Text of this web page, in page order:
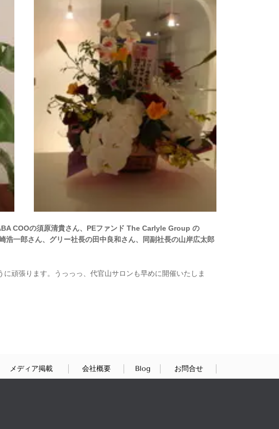
COOの須原清貴さん、PEファンド The Carlyle Group の
一郎さん、グリー社長の田中良和さん、同副社長の山岸広太郎
頑張ります。うっっっ、代官山サロンも早めに開催いたしま
メディア掲載 会社概要 Blog お問合せ